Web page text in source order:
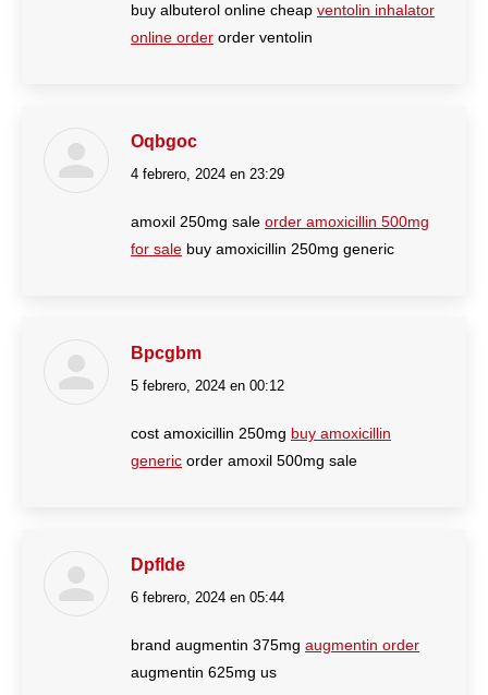
buy albuterol online cheap ventolin inhalator
online order order ventolin
Oqbgoc
dice:
4 febrero, 2024 en 23:29
amoxil 250mg sale order amoxicillin 500mg
for sale buy amoxicillin 250mg generic
Bpcgbm
dice:
5 febrero, 2024 en 00:12
cost amoxicillin 250mg buy amoxicillin
generic order amoxil 500mg sale
Dpflde
dice:
6 febrero, 2024 en 05:44
brand augmentin 375mg augmentin order
augmentin 625mg us